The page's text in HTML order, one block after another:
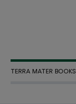
TERRA MATER BOOKS